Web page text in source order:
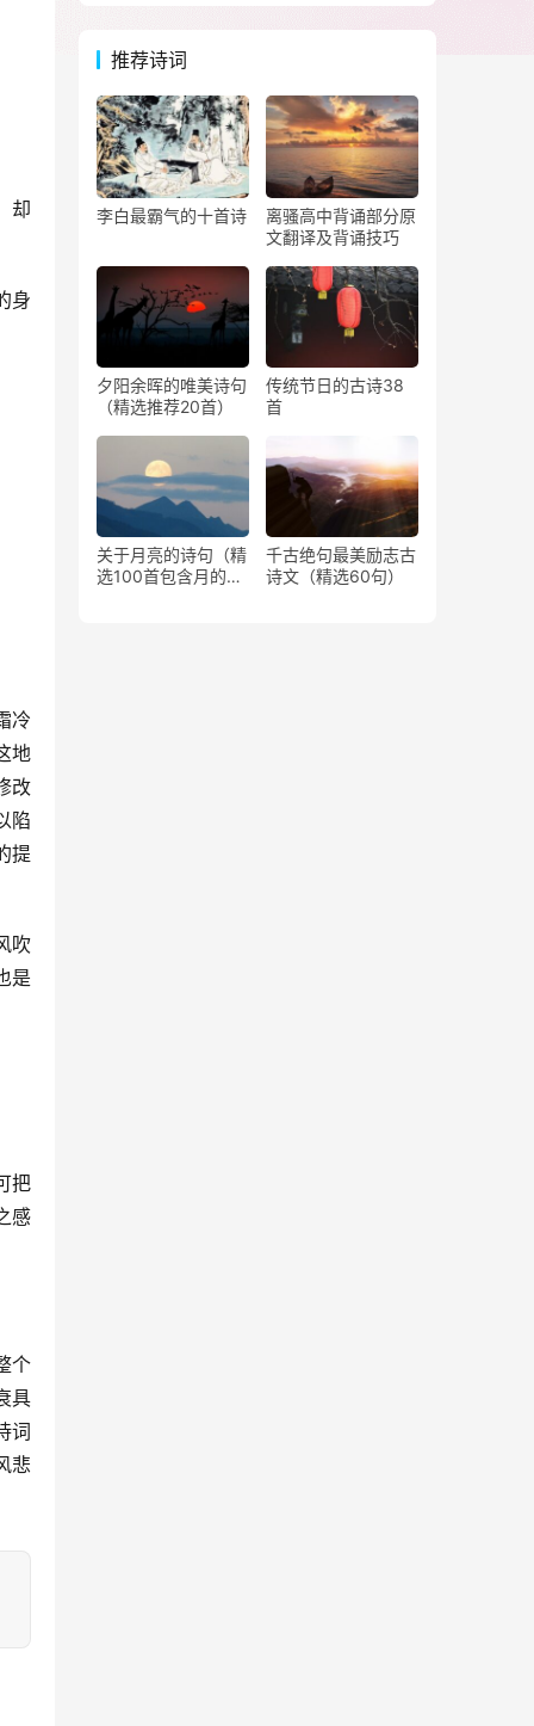
却
身
冷
地
改
陷
提
吹
是
把
感
个
具
词
悲
推荐诗词
李白最霸气的十首诗
离骚高中背诵部分原
文翻译及背诵技巧
夕阳余晖的唯美诗句
（精选推荐20首）
传统节日的古诗38
首
关于月亮的诗句（精
选100首包含月的古
千古绝句最美励志古
诗文（精选60句）